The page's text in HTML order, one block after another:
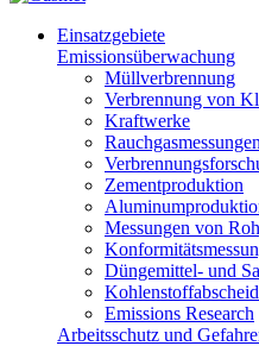
Einsatzgebiete
Emissionsüberwachung
Müllverbrennung
Verbrennung von
Kraftwerke
Rauchgasmessungen
Zementproduktion
Messungen von
Düngemittel- und
Emissions Research
Arbeitsschutz und